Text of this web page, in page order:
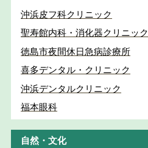
沖浜皮フ科クリニック
聖寿館内科・消化器クリニック
徳島市夜間休日急病診療所
喜多デンタル・クリニック
沖浜デンタルクリニック
福本眼科
自然・文化